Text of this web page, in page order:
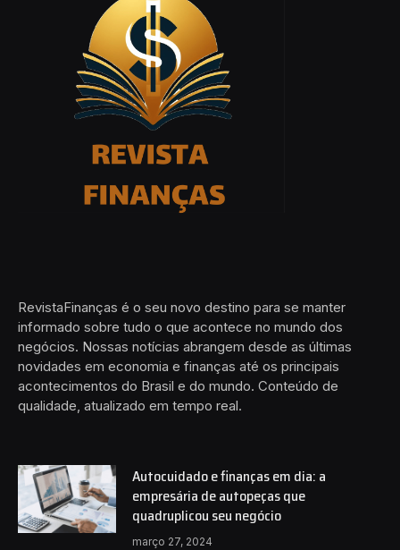
RevistaFinanças é o seu novo destino para se manter
informado sobre tudo o que acontece no mundo dos
negócios. Nossas notícias abrangem desde as últimas
novidades em economia e finanças até os principais
acontecimentos do Brasil e do mundo. Conteúdo de
qualidade, atualizado em tempo real.
Autocuidado e finanças em dia: a
empresária de autopeças que
quadruplicou seu negócio
março 27, 2024